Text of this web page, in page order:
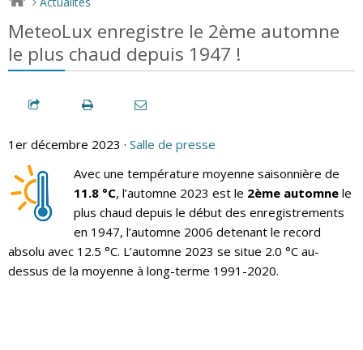
MeteoLux enregistre le 2ème automne
le plus chaud depuis 1947 !
1er décembre 2023 · Salle de presse
Avec une température moyenne saisonnière de
11.8 °C, l’automne 2023 est le 2ème automne le
plus chaud depuis le début des enregistrements
en 1947, l’automne 2006 detenant le record
absolu avec 12.5 °C. L’automne 2023 se situe 2.0 °C au-
dessus de la moyenne à long-terme 1991-2020.